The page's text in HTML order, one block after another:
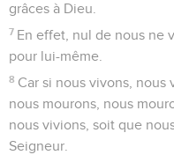
grâces à Dieu.
7 En effet, nul de nous ne
pour lui-même.
8 Car si nous vivons, nous
nous mourons, nous
nous vivions, soit que
Seigneur.